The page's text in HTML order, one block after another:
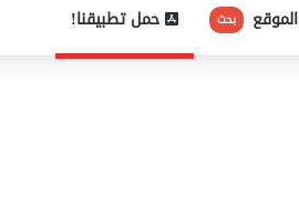
بحث حمل تطبيقنا!